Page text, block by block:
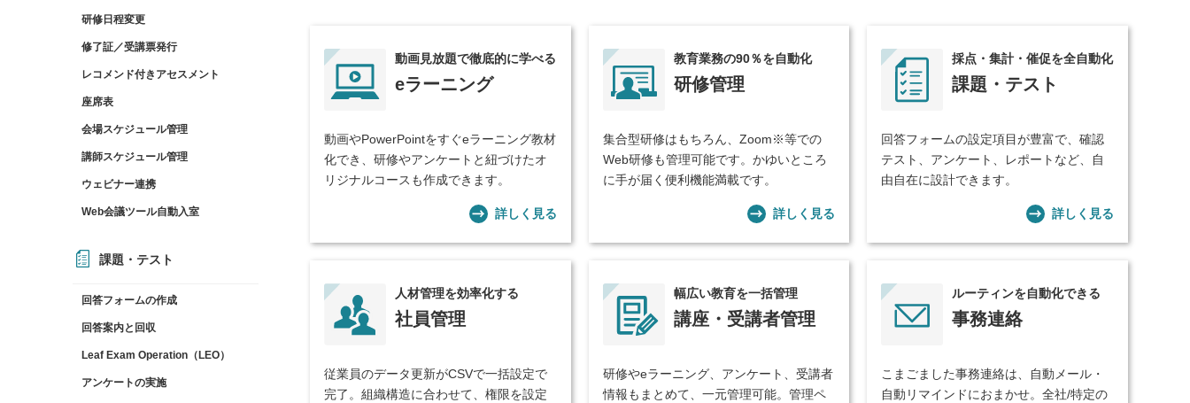
動画見放題で徹底的に学べる
eラーニング
動画やPowerPointをすぐeラーニング教材
化でき、研修やアンケートと紐づけたオ
リジナルコースも作成できます。
詳しく見る
教育業務の90％を自動化
研修管理
集合型研修はもちろん、Zoom※等での
Web研修も管理可能です。かゆいところ
に手が届く便利機能満載です。
詳しく見る
採点・集計・催促を全自動化
課題・テスト
回答フォームの設定項目が豊富で、確認
テスト、アンケート、レポートなど、自
由自在に設計できます。
詳しく見る
人材管理を効率化する
社員管理
従業員のデータ更新がCSVで一括設定で
完了。組織構造に合わせて、権限を設定
幅広い教育を一括管理
講座・受講者管理
研修やeラーニング、アンケート、受講者
情報もまとめて、一元管理可能。管理ペ
ルーティンを自動化できる
事務連絡
こまごました事務連絡は、自動メール・
自動リマインドにおまかせ。全社/特定の
研修日程変更
修了証／受講票発行
レコメンド付きアセスメント
座席表
会場スケジュール管理
講師スケジュール管理
ウェビナー連携
Web会議ツール自動入室
課題・テスト
回答フォームの作成
回答案内と回収
Leaf Exam Operation（LEO）
アンケートの実施